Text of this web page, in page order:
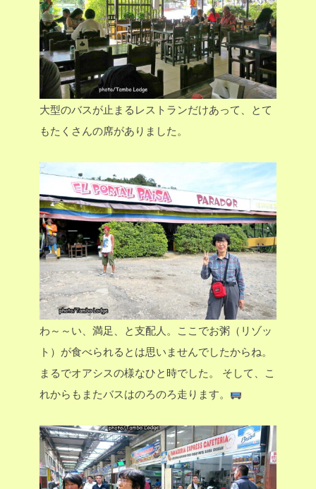
大型のバスが止まるレストランだけあって、とて
もたくさんの席がありました。
わ～～い、満足、と支配人。ここでお粥（リゾッ
ト）が食べられるとは思いませんでしたからね。
まるでオアシスの様なひと時でした。
そして、こ
れからもまたバスはのろのろ走ります。